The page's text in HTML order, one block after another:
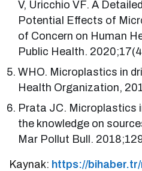
V, Uricchio VF. A
Potential Effects of
of Concern on Human
Public Health.
WHO. Microplastics in
Health Organization,
Prata JC. Microplastics
the knowledge on
Mar Pollut Bull.
Kaynak: https://